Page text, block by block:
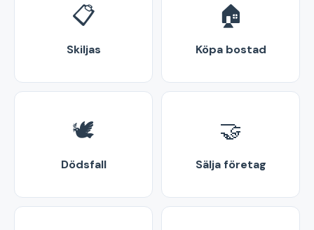
📋
Skiljas
🏠
Köpa bostad
🕊️
Dödsfall
🤝
Sälja företag